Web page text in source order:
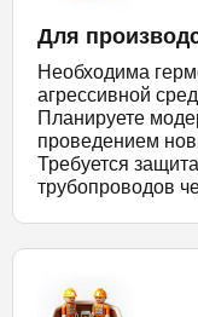
Для
Необходима
агрессивной
Планируете
проведением
Требуется
трубопроводов